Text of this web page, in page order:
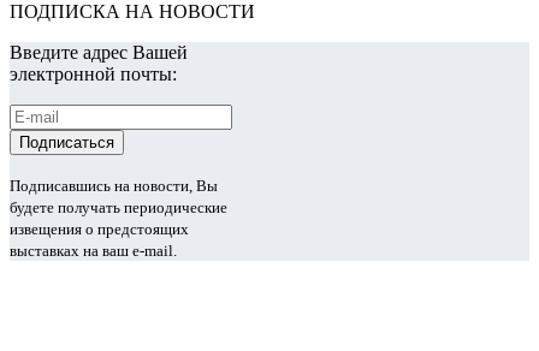
ПОДПИСКА НА НОВОСТИ
Введите адрес Вашей
электронной почты:
Подписавшись на новости, Вы
будете получать периодические
извещения о предстоящих
выставках на ваш e-mail.